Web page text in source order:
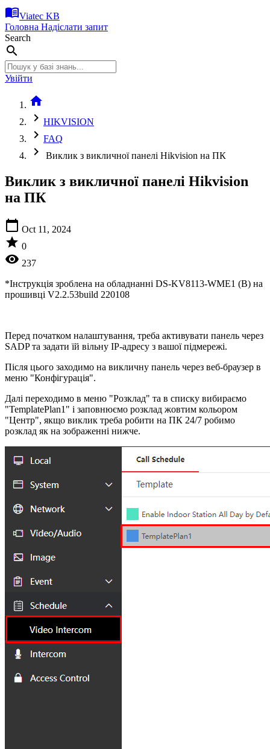
menu_bookViatec KB
Головна Надіслати запит
Search
search
Увійти
home
chevron_right HIKVISION
chevron_right FAQ
chevron_right Виклик з викличної панелі Hikvision на ПК
Виклик з викличної панелі Hikvision
на ПК
calendar_today Oct 11, 2024
star 0
visibility 237
*Інструкція зроблена на обладнанні DS-KV8113-WME1 (B) на
прошивці V2.2.53build 220108
Перед початком налаштування, треба активувати панель через
SADP та задати їй вільну IP-адресу з вашої підмережі.
Після цього заходимо на викличну панель через веб-браузер в
меню "Конфігурація".
Далі переходимо в меню "Розклад" та в списку вибираємо
"TemplatePlan1" і заповнюємо розклад жовтим кольором
"Центр", якщо виклик треба робити на ПК 24/7 робимо
розклад як на зображенні нижче.